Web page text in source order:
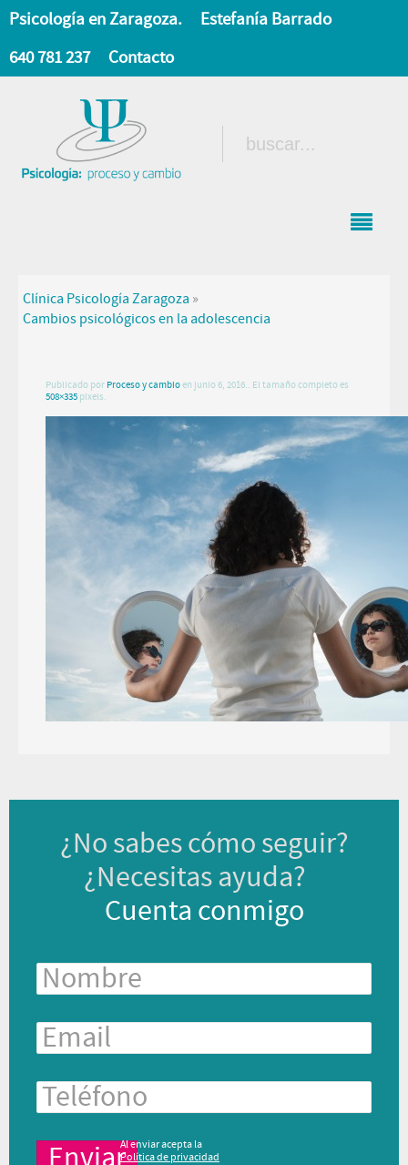
Psicología en Zaragoza.
Estefanía Barrado
640 781 237
Contacto
Clínica Psicología Zaragoza »
Cambios psicológicos en la adolescencia
Publicado por Proceso y cambioen junio 6, 2016.. El tamaño completo es
508×335 pixels.
¿No sabes cómo seguir?
¿Necesitas ayuda?
Cuenta conmigo
Al enviar acepta la
Política de privacidad